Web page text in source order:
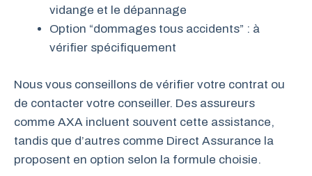
vidange et le dépannage
Option “dommages tous accidents” : à
vérifier spécifiquement
Nous vous conseillons de vérifier votre contrat ou
de contacter votre conseiller. Des assureurs
comme AXA incluent souvent cette assistance,
tandis que d’autres comme Direct Assurance la
proposent en option selon la formule choisie.